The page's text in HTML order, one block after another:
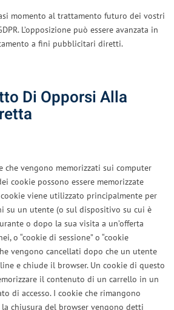
momento al trattamento futuro dei vostri
L’opposizione può essere avanzata in
a fini pubblicitari diretti.
Di Opporsi Alla
che vengono memorizzati sui computer
cookie possono essere memorizzate
viene utilizzato principalmente per
su un utente (o sul dispositivo su cui è
o dopo la sua visita a un’offerta
o “cookie di sessione” o “cookie
vengono cancellati dopo che un utente
e chiude il browser. Un cookie di questo
il contenuto di un carrello in un
di accesso. I cookie che rimangono
chiusura del browser vengono detti